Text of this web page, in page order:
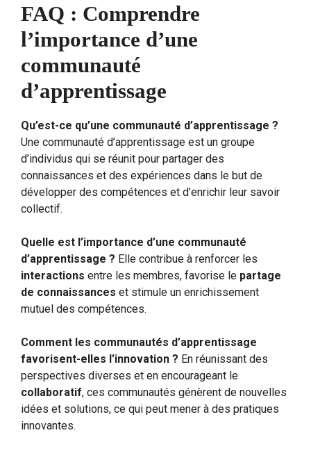
FAQ : Comprendre
l’importance d’une
communauté
d’apprentissage
Qu’est-ce qu’une communauté d’apprentissage ?
Une communauté d’apprentissage est un groupe
d’individus qui se réunit pour partager des
connaissances et des expériences dans le but de
développer des compétences et d’enrichir leur savoir
collectif.
Quelle est l’importance d’une communauté
d’apprentissage ? Elle contribue à renforcer les
interactions entre les membres, favorise le partage
de connaissances et stimule un enrichissement
mutuel des compétences.
Comment les communautés d’apprentissage
favorisent-elles l’innovation ? En réunissant des
perspectives diverses et en encourageant le
collaboratif, ces communautés génèrent de nouvelles
idées et solutions, ce qui peut mener à des pratiques
innovantes.